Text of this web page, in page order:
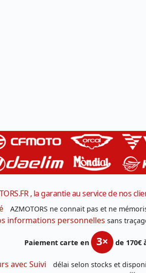
, la garantie au service de nos
AZMOTORS ne connait pas et ne
informations personnelles sans
Paiement carte en 3× de 170€
avec Suivi
délai selon stocks et